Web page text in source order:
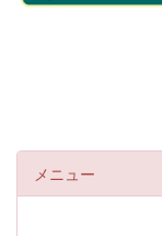
メニュー